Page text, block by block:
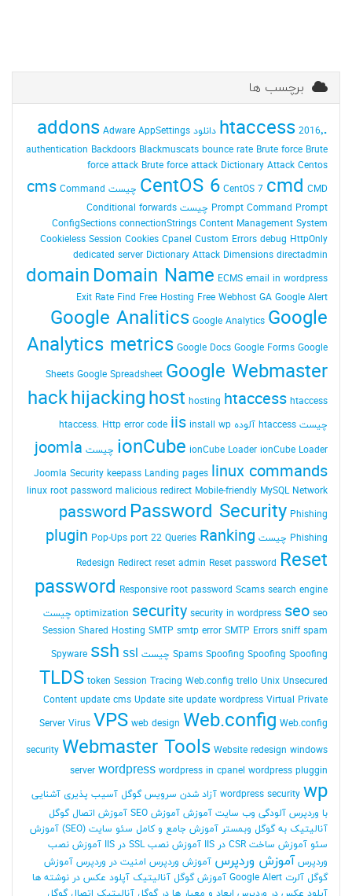
برچسب ها
.htaccess2016٬ دانلود addons Adware AppSettings
authentication Backdoors Blackmuscats bounce rate Brute force Brute
force attack Brute force attack Dictionary Attack Centos
CentOS 6 CentOS 7 cmd CMD چیست cms Command
Prompt Command Prompt چیست
Conditional forwards
ConfigSections connectionStrings Content Management System
Cookieless Session Cookies Cpanel Custom Errors debug HttpOnly
dedicated server Dictionary Attack Dimensions directadmin
domain Domain Name ECMS email in wordpress
Exit Rate Find Free Hosting Free Webhost GA Google Alert
Google Analitics Google Analytics Google
Analytics metrics Google Docs Google Forms Google
Sheets Google Spreadsheet Google Webmaster
hackhijackinghost hosting htaccess htaccess
چیست htaccess آلوده htaccess. Http error code iis install wp
ionCube ionCube Loader ionCube Loader چیست joomla
Joomla Security keepass Landing pages linux commands
linux root password malicious redirect Mobile-friendly MySQL Network
password Password Security Phishing
Phishing چیست
plugin Pop-Ups port 22 Queries Ranking
Redesign Redirect reset admin Reset password Reset
password Responsive root password Scams search engine
optimization security security in wordpress seo seo چیست
Session Shared Hosting SMTP smtp error SMTP Errors sniff spam
Spams Spoofing Spoofing Spoofing چیست Spyware ssh ssl
TLDS token Session Tracing Web.config trello Unix Unsecured
Content update cms Update site update wordpress Virtual Private
Server Virus VPS web design Web.config Web.config
security Webmaster Tools Website redesign windows
server wordpress wordpress in cpanel wordpress pluggin
wordpress security wp آزاد شدن سرویس گوگل آسیب پذیری آشنایی
با وردپرس آلودگی وب سایت آموزش آموزش SEO
آموزش اتصال گوگل
آنالیتیک به گوگل وبمستر آموزش جامع و کامل سئو سایت (SEO)
آموزش
سئو آموزش ساخت CSR در IIS آموزش نصب SSL در IIS
آموزش نصب
وردپرس آموزش وردپرس آموزش وردپرس امنیت در وردپرس آموزش
گوگل آلرت Google Alert
آموزش گوگل آنالیتیک آپلود عکس در نوشته ها